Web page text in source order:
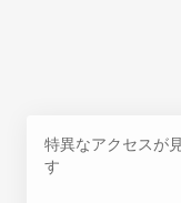
特異なアクセスが
す